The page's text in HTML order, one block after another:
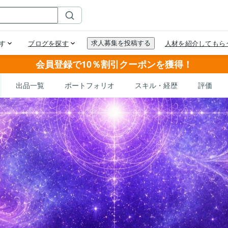
会員登録で10％割引クーポンを獲得！
出品一覧 ポートフォリオ スキル・経歴 評価